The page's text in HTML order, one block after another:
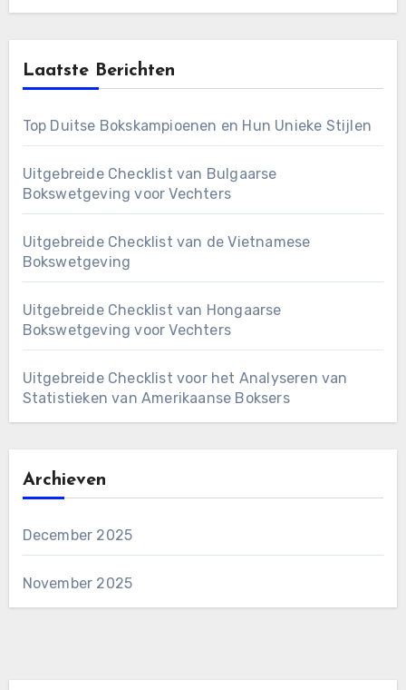
Laatste Berichten
Top Duitse Bokskampioenen en Hun Unieke Stijlen
Uitgebreide Checklist van Bulgaarse
Bokswetgeving voor Vechters
Uitgebreide Checklist van de Vietnamese
Bokswetgeving
Uitgebreide Checklist van Hongaarse
Bokswetgeving voor Vechters
Uitgebreide Checklist voor het Analyseren van
Statistieken van Amerikaanse Boksers
Archieven
December 2025
November 2025